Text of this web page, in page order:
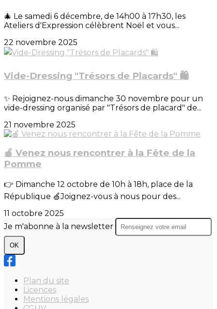
🎄 Le samedi 6 décembre, de 14h00 à 17h30, les
Ateliers d'Expression célèbrent Noël et vous...
22 novembre 2025
Vide-Dressing "Trésors de Placards" 🛍️
✨ Rejoignez-nous dimanche 30 novembre pour un
vide-dressing organisé par "Trésors de placard" de...
21 novembre 2025
🍎 Venez nous rencontrer à la Fête de la
Pomme
👉 Dimanche 12 octobre de 10h à 18h, place de la
République 🍏Joignez-vous à nous pour des...
11 octobre 2025
Je m'abonne à la newsletter
OK
Plan du site
Licences
Mentions légales